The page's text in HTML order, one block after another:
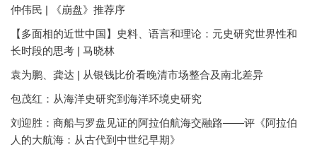
仲伟民 | 《崩盘》推荐序
【多面相的近世中国】史料、语言和理论：元史研究世界性和
长时段的思考 | 马晓林
袁为鹏、龚达 | 从银钱比价看晚清市场整合及南北差异
包茂红：从海洋史研究到海洋环境史研究
刘迎胜：商船与罗盘见证的阿拉伯航海交融路——评《阿拉伯
人的大航海：从古代到中世纪早期》